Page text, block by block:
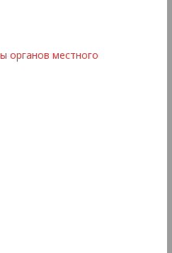
органов местного